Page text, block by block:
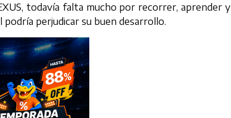
todavía falta mucho por recorrer, aprender y
perjudicar su buen desarrollo.